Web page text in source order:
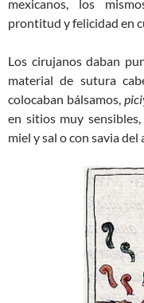
mexicanos, los
prontitud y felicidad en
Los cirujanos daban
material de sutura
colocaban bálsamos,
en sitios muy
miel y sal o con savia del